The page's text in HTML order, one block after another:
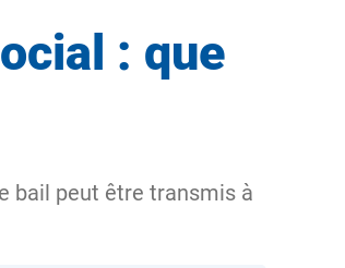
: que
bail peut être transmis à